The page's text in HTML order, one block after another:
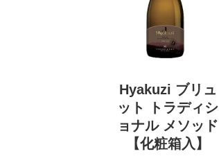
Hyakuzi ブリュ
ット トラディシ
ョナル メソッド
【化粧箱入】